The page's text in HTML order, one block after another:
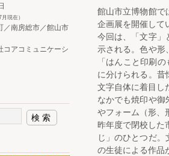
館山市立博物館で
企画展を開催して
今回は、「文字」
示される。色や形
「はんこと印刷
に分けられる。昔
文字自体に着目し
なかでも焼印や御
やフォーム（形、
昨年度で閉校した
じ」のひとつだ
の生徒による作品
月現在）
／南房総市／館山市
コアコミュニケーシ